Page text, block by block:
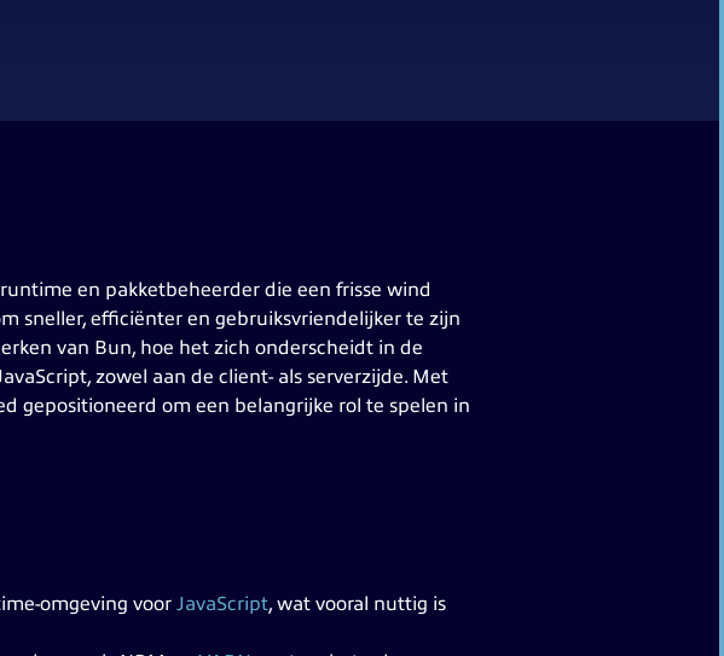
en pakketbeheerder die een frisse wind
sneller, efficiënter en gebruiksvriendelijker te zijn
van Bun, hoe het zich onderscheidt in de
zowel aan de client- als serverzijde. Met
gepositioneerd om een belangrijke rol te spelen in
omgeving voor JavaScript, wat vooral nuttig is